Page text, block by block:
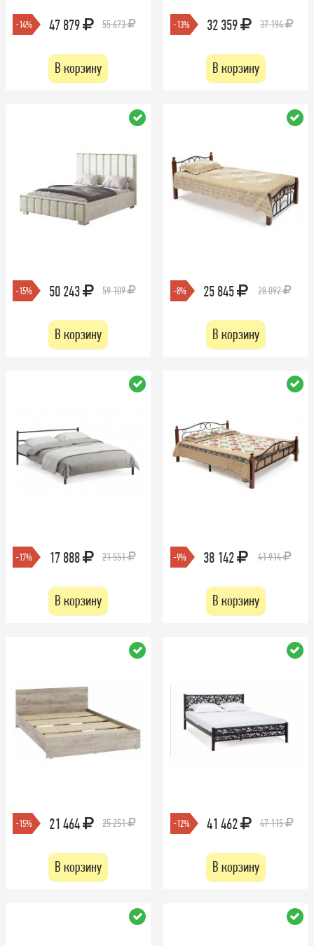
-14% 47 879 55 673
В корзину
-13% 32 359 37 194
В корзину
-15% 50 243 59 109
В корзину
-8% 25 845 28 092
В корзину
-17% 17 888 21 551
В корзину
-9% 38 142 41 914
В корзину
-15% 21 464 25 251
В корзину
-12% 41 462 47 115
В корзину